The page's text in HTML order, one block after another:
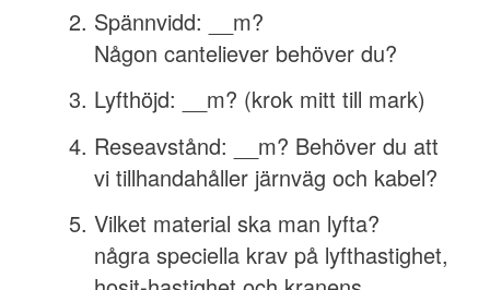
Spännvidd: __m?
Någon canteliever behöver du?
Lyfthöjd: __m? (krok mitt till mark)
Reseavstånd: __m? Behöver du att
vi tillhandahåller järnväg och kabel?
Vilket material ska man lyfta?
några speciella krav på lyfthastighet,